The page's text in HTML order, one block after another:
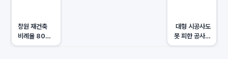
창원 재건축
비례율 80%
대 경고, 내
대형 시공사도
못 피한 공사비
갈등, 내